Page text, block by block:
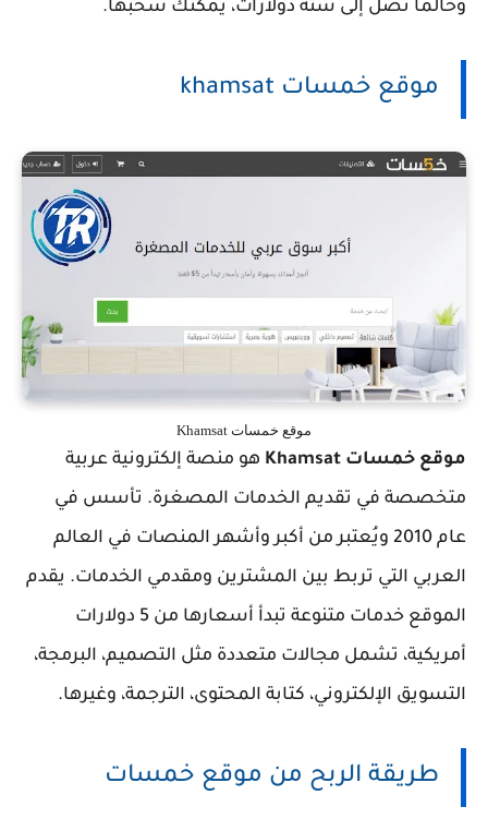
وحالما تصل إلى ستة دولارات، يمكنك سحبها.
موقع خمسات khamsat
موقع خمسات Khamsat
موقع خمسات Khamsat
هو منصة إلكترونية عربية
متخصصة في تقديم الخدمات المصغرة. تأسس في
عام 2010 ويُعتبر من أكبر وأشهر المنصات في العالم
العربي التي تربط بين المشترين ومقدمي الخدمات. يقدم
الموقع خدمات متنوعة تبدأ أسعارها من 5 دولارات
أمريكية، تشمل مجالات متعددة مثل التصميم، البرمجة،
التسويق الإلكتروني، كتابة المحتوى، الترجمة، وغيرها.
طريقة الربح من موقع خمسات